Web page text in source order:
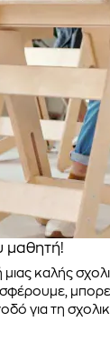
μαθητή!
μιας καλής
για τη